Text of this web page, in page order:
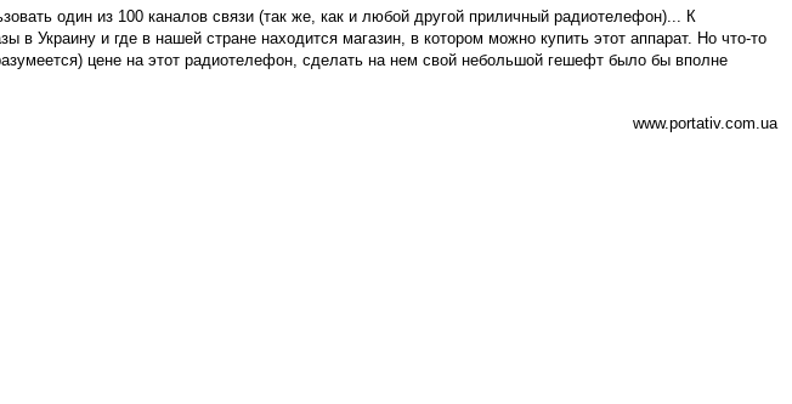
один из 100 каналов связи (так же, как и любой другой приличный радиотелефон)... К
в Украину и где в нашей стране находится магазин, в котором можно купить этот аппарат. Но что-то
цене на этот радиотелефон, сделать на нем свой небольшой гешефт было бы вполне
www.portativ.com.ua